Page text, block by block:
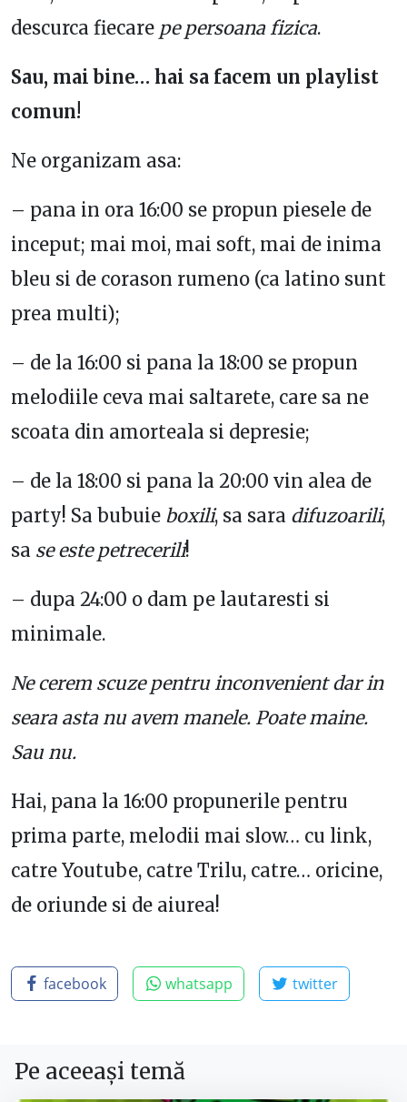
descurca fiecare pe persoana fizica.
Sau, mai bine… hai sa facem un playlist
comun!
Ne organizam asa:
– pana in ora 16:00 se propun piesele de
inceput; mai moi, mai soft, mai de inima
bleu si de corason rumeno (ca latino sunt
prea multi);
– de la 16:00 si pana la 18:00 se propun
melodiile ceva mai saltarete, care sa ne
scoata din amorteala si depresie;
– de la 18:00 si pana la 20:00 vin alea de
party! Sa bubuie boxili, sa sara difuzoarili,
sa se este petrecerili!
– dupa 24:00 o dam pe lautaresti si
minimale.
Ne cerem scuze pentru inconvenient dar in
seara asta nu avem manele. Poate maine.
Sau nu.
Hai, pana la 16:00 propunerile pentru
prima parte, melodii mai slow… cu link,
catre Youtube, catre Trilu, catre… oricine,
de oriunde si de aiurea!
facebook whatsapp twitter
Pe aceeași temă